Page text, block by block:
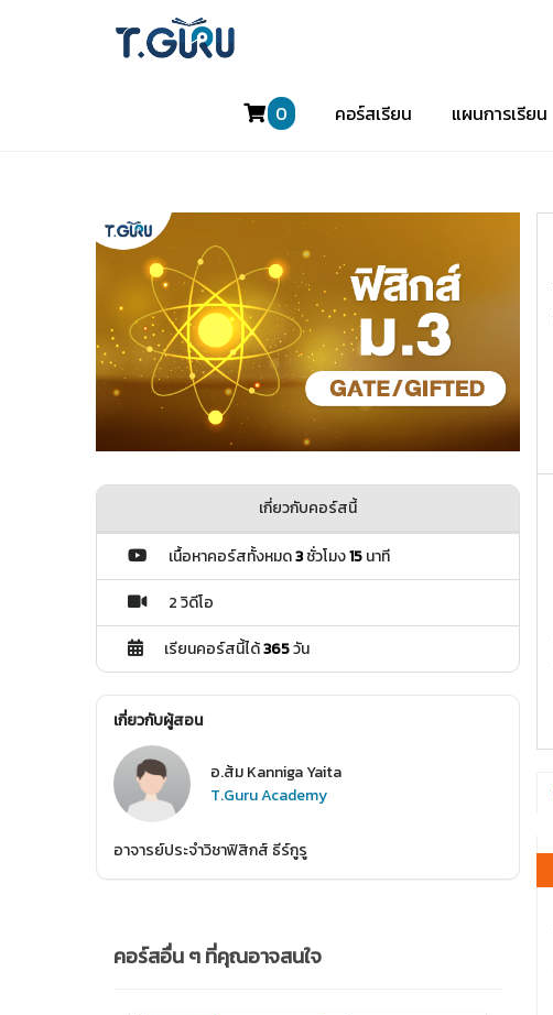
0 คอร์สเรียน แผนการเรียน
เกี่ยวกับคอร์สนี้
เนื้อหาคอร์สทั้งหมด3ชั่วโมง15นาที
2 วิดีโอ
เรียนคอร์สนี้ได้365วัน
เกี่ยวกับผู้สอน
อ.ส้ม Kanniga Yaita
T.Guru Academy
อาจารย์ประจำวิชาฟิสิกส์ ธีร์กูรู
คอร์สอื่น ๆ ที่คุณอาจสนใจ